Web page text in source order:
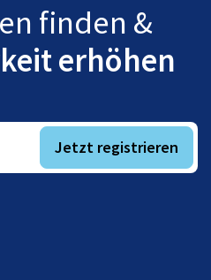
finden &
erhöhen
Jetzt registrieren